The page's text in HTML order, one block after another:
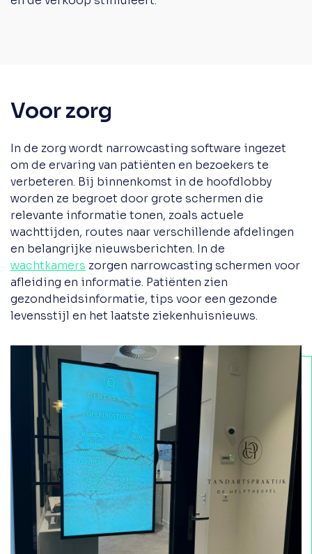
Voor zorg
In de zorg wordt narrowcasting software ingezet
om de ervaring van patiënten en bezoekers te
verbeteren. Bij binnenkomst in de hoofdlobby
worden ze begroet door grote schermen die
relevante informatie tonen, zoals actuele
wachttijden, routes naar verschillende afdelingen
en belangrijke nieuwsberichten. In de
wachtkamers zorgen narrowcasting schermen voor
afleiding en informatie. Patiënten zien
gezondheidsinformatie, tips voor een gezonde
levensstijl en het laatste ziekenhuisnieuws.